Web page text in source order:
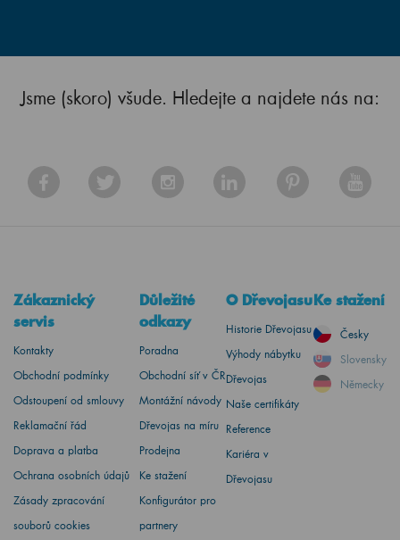
Jsme (skoro) všude. Hledejte a najdete nás na:
Zákaznický
servis
Kontakty
Obchodní podmínky
Odstoupení od smlouvy
Reklamační řád
Doprava a platba
Ochrana osobních údajů
Zásady zpracování
souborů cookies
Důležité
odkazy
Poradna
Obchodní síť v ČR
Montážní návody
Dřevojas na míru
Prodejna
Ke stažení
Konfigurátor pro
partnery
O Dřevojasu
Historie Dřevojasu
Výhody nábytku
Dřevojas
Naše certifikáty
Reference
Kariéra v
Dřevojasu
Ke stažení
Česky
Slovensky
Německy